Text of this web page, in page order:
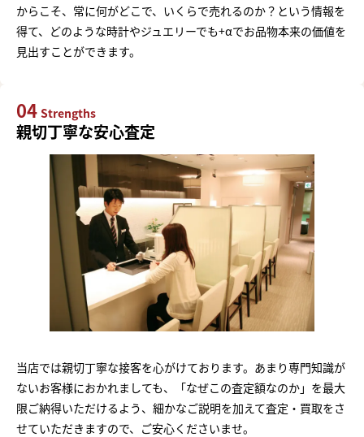
からこそ、常に何がどこで、いくらで売れるのか？という情報を
得て、どのような時計やジュエリーでも+αでお品物本来の価値を
見出すことができます。
04 Strengths
親切丁寧な安心査定
当店では親切丁寧な接客を心がけております。あまり専門知識が
ないお客様におかれましても、「なぜこの査定額なのか」を最大
限ご納得いただけるよう、細かなご説明を加えて査定・買取をさ
せていただきますので、ご安心くださいませ。